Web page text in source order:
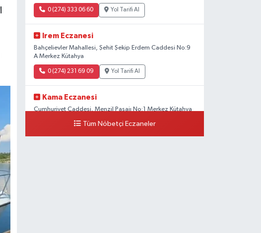
0 (274) 333 06 60 Yol Tarifi Al
Irem Eczanesi
Bahçelievler Mahallesi, Şehit Şekip Erdem Caddesi No:9
A Merkez Kütahya
0 (274) 231 69 09 Yol Tarifi Al
Kama Eczanesi
Cumhuriyet Caddesi, Menzil Pasajı No:1 Merkez Kütahya
0 (274) 226 30 10 Yol Tarifi Al
Tüm Nöbetçi Eczaneler